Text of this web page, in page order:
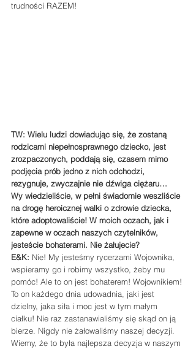
trudności RAZEM!
TW: Wielu ludzi dowiadując się, że zostaną
rodzicami niepełnosprawnego dziecko, jest
zrozpaczonych, poddają się, czasem mimo
podjęcia prób jedno z nich odchodzi,
rezygnuje, zwyczajnie nie dźwiga ciężaru…
Wy wiedzieliście, w pełni świadomie weszliście
na drogę heroicznej walki o zdrowie dziecka,
które adoptowaliście! W moich oczach, jak i
zapewne w oczach naszych czytelników,
jesteście bohaterami. Nie żałujecie?
E&K: Nie! My jesteśmy rycerzami Wojownika,
wspieramy go i robimy wszystko, żeby mu
pomóc! Ale to on jest bohaterem! Wojownikiem!
To on każdego dnia udowadnia, jaki jest
dzielny, jaka siła i moc jest w tym małym
ciałku! Nie raz zastanawialiśmy się skąd on ją
bierze. Nigdy nie żałowaliśmy naszej decyzji.
Wiemy, że to była najlepsza decyzja w naszym